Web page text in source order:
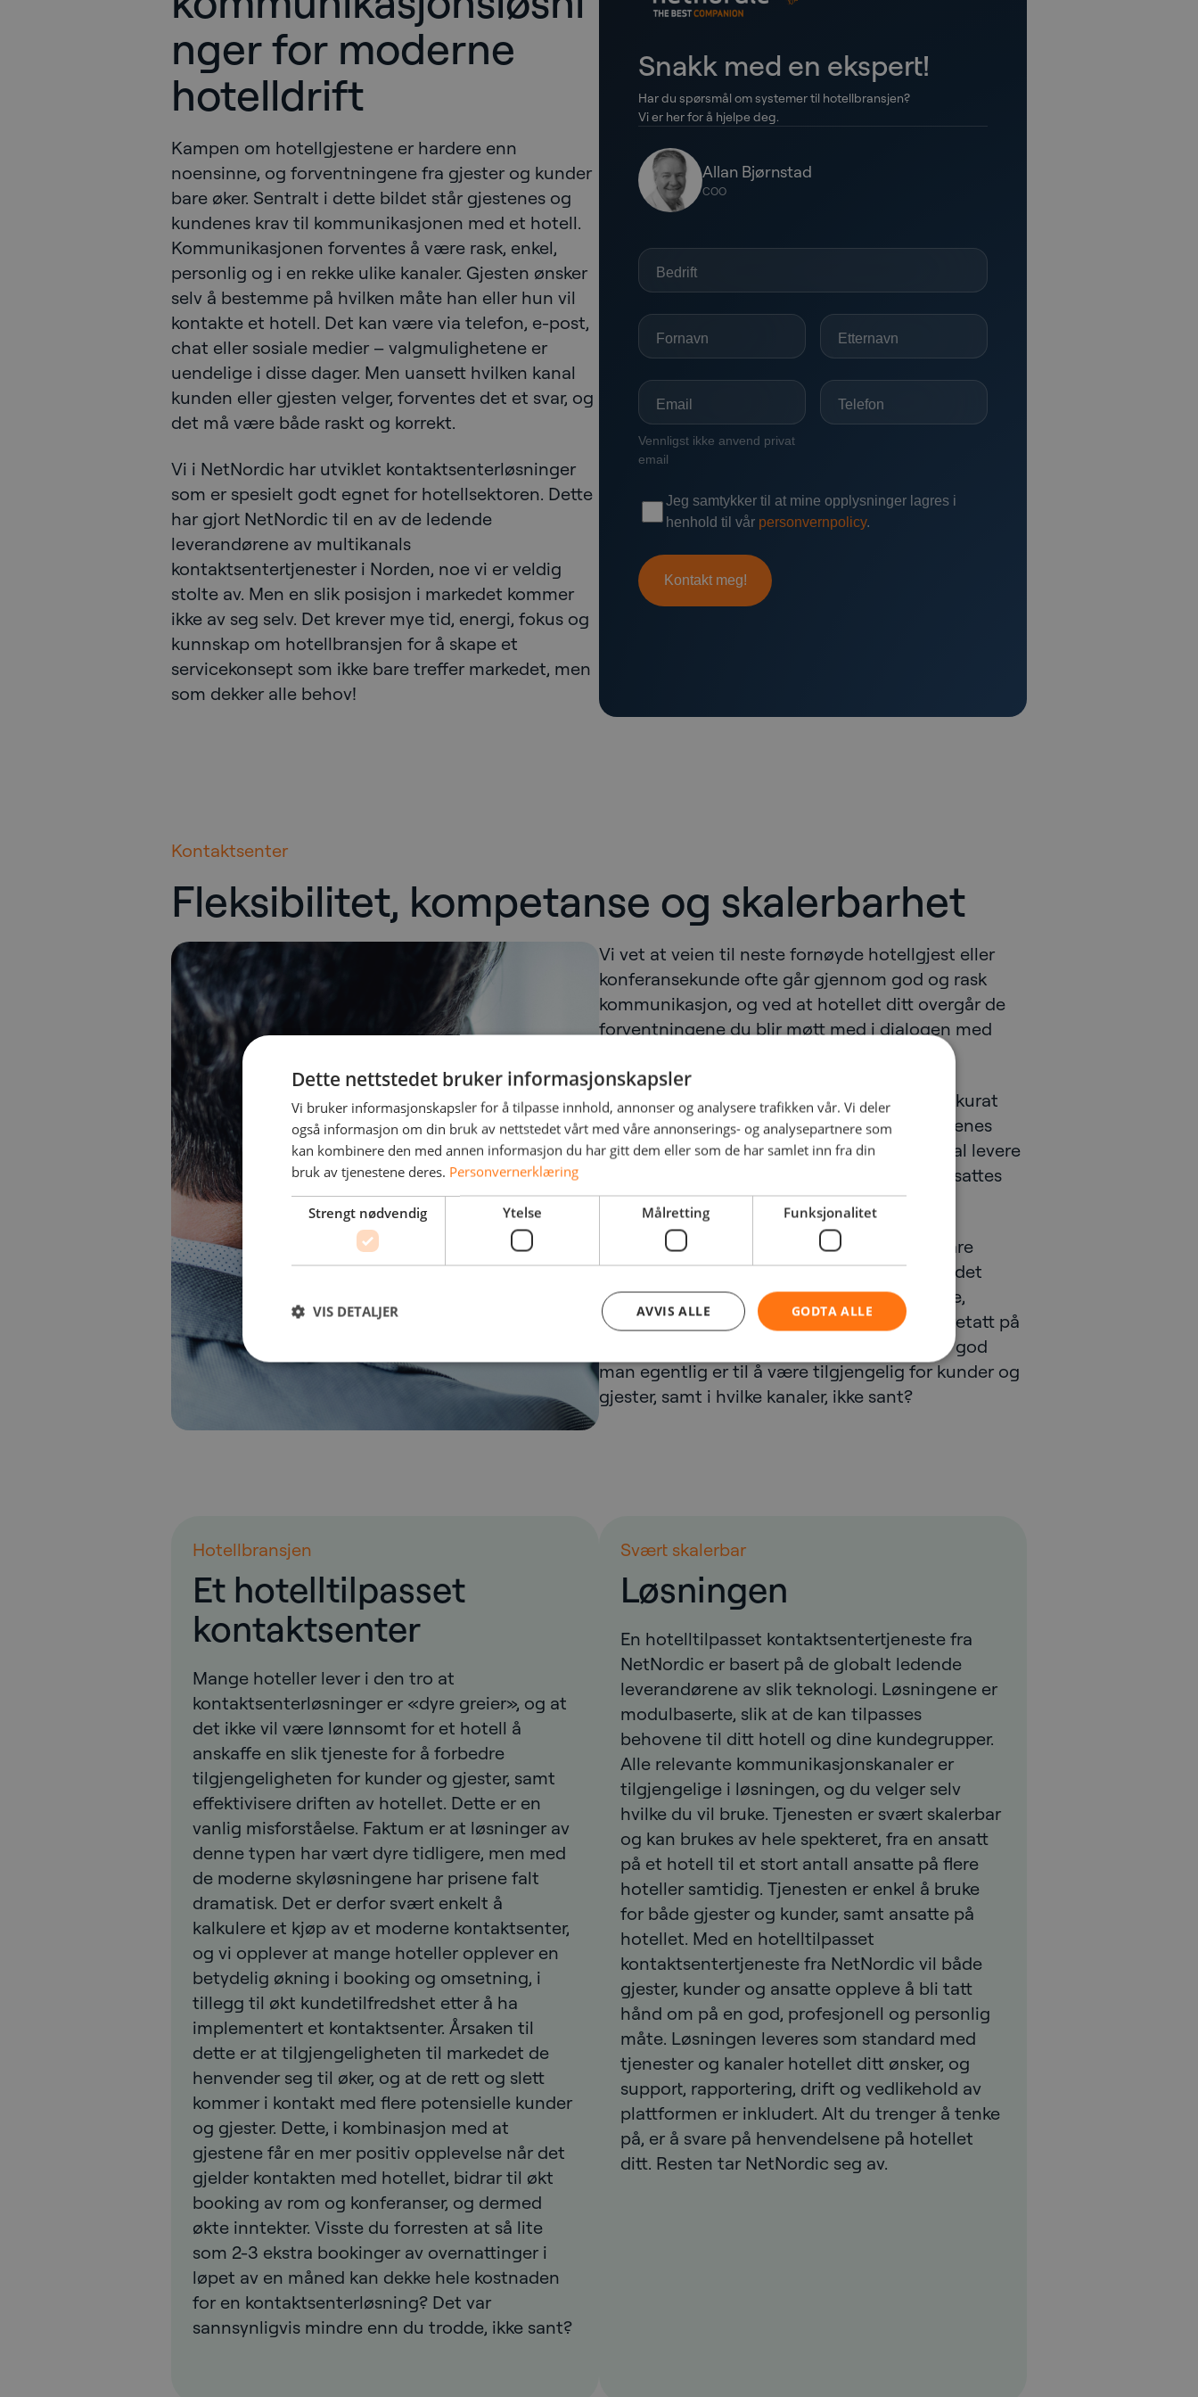
nger for moderne
hotelldrift
Kampen om hotellgjestene er hardere enn
noensinne, og forventningene fra gjester og kunder
bare øker. Sentralt i dette bildet står gjestenes og
kundenes krav til kommunikasjonen med et hotell.
Kommunikasjonen forventes å være rask, enkel,
personlig og i en rekke ulike kanaler. Gjesten ønsker
selv å bestemme på hvilken måte han eller hun vil
kontakte et hotell. Det kan være via telefon, e-post,
chat eller sosiale medier – valgmulighetene er
uendelige i disse dager. Men uansett hvilken kanal
kunden eller gjesten velger, forventes det et svar, og
det må være både raskt og korrekt.
Vi i NetNordic har utviklet kontaktsenterløsninger
som er spesielt godt egnet for hotellsektoren. Dette
har gjort NetNordic til en av de ledende
leverandørene av multikanals
kontaktsentertjenester i Norden, noe vi er veldig
stolte av. Men en slik posisjon i markedet kommer
ikke av seg selv. Det krever mye tid, energi, fokus og
kunnskap om hotellbransjen for å skape et
servicekonsept som ikke bare treffer markedet, men
som dekker alle behov!
Snakk med en ekspert!
Har du spørsmål om systemer til hotellbransjen?
Vi er her for å hjelpe deg.
Allan Bjørnstad
COO
Kontaktsenter
Fleksibilitet, kompetanse og skalerbarhet
Vi vet at veien til neste fornøyde hotellgjest eller
konferansekunde ofte går gjennom god og rask
kommunikasjon, og ved at hotellet ditt overgår de
forventningene du blir møtt med i dialogen med
NetNordics oppgave er å hjelpe deg med akkurat
det. Men det er ikke bare kundenes og gjestenes
forventninger som må oppfylles når man skal levere
en kontaktsenterløsning, hotellets og de ansattes
behov er minst like viktige.
Vi har derfor fokusert mye på dette også i våre
kundetilpassede tjenester, slik at behov når det
gjelder fleksibilitet, medarbeiderkompetanse,
skalerbarhet og ikke minst statistikk blir ivaretatt på
en god måte. For det er jo nyttig å vite hvor god
man egentlig er til å være tilgjengelig for kunder og
gjester, samt i hvilke kanaler, ikke sant?
Hotellbransjen
Et hotelltilpasset
kontaktsenter
Mange hoteller lever i den tro at
kontaktsenterløsninger er «dyre greier», og at
det ikke vil være lønnsomt for et hotell å
anskaffe en slik tjeneste for å forbedre
tilgjengeligheten for kunder og gjester, samt
effektivisere driften av hotellet. Dette er en
vanlig misforståelse. Faktum er at løsninger av
denne typen har vært dyre tidligere, men med
de moderne skyløsningene har prisene falt
dramatisk. Det er derfor svært enkelt å
kalkulere et kjøp av et moderne kontaktsenter,
og vi opplever at mange hoteller opplever en
betydelig økning i booking og omsetning, i
tillegg til økt kundetilfredshet etter å ha
implementert et kontaktsenter. Årsaken til
dette er at tilgjengeligheten til markedet de
henvender seg til øker, og at de rett og slett
kommer i kontakt med flere potensielle kunder
og gjester. Dette, i kombinasjon med at
gjestene får en mer positiv opplevelse når det
gjelder kontakten med hotellet, bidrar til økt
booking av rom og konferanser, og dermed
økte inntekter. Visste du forresten at så lite
som 2-3 ekstra bookinger av overnattinger i
løpet av en måned kan dekke hele kostnaden
for en kontaktsenterløsning? Det var
sannsynligvis mindre enn du trodde, ikke sant?
Svært skalerbar
Løsningen
En hotelltilpasset kontaktsentertjeneste fra
NetNordic er basert på de globalt ledende
leverandørene av slik teknologi. Løsningene er
modulbaserte, slik at de kan tilpasses
behovene til ditt hotell og dine kundegrupper.
Alle relevante kommunikasjonskanaler er
tilgjengelige i løsningen, og du velger selv
hvilke du vil bruke. Tjenesten er svært skalerbar
og kan brukes av hele spekteret, fra en ansatt
på et hotell til et stort antall ansatte på flere
hoteller samtidig. Tjenesten er enkel å bruke
for både gjester og kunder, samt ansatte på
hotellet. Med en hotelltilpasset
kontaktsentertjeneste fra NetNordic vil både
gjester, kunder og ansatte oppleve å bli tatt
hånd om på en god, profesjonell og personlig
måte. Løsningen leveres som standard med
tjenester og kanaler hotellet ditt ønsker, og
support, rapportering, drift og vedlikehold av
plattformen er inkludert. Alt du trenger å tenke
på, er å svare på henvendelsene på hotellet
ditt. Resten tar NetNordic seg av.
Dette nettstedet bruker informasjonskapsler
Vi bruker informasjonskapsler for å tilpasse innhold, annonser og analysere trafikken vår. Vi deler
også informasjon om din bruk av nettstedet vårt med våre annonserings- og analysepartnere som
kan kombinere den med annen informasjon du har gitt dem eller som de har samlet inn fra din
bruk av tjenestene deres. Personvernerklæring
Strengt nødvendig Ytelse Målretting Funksjonalitet
GODTA ALLE
AVVIS ALLE
VIS DETALJER